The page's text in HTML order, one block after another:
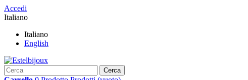
Accedi
Italiano
Italiano
English
Cerca